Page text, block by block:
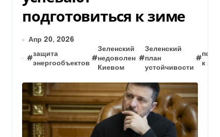
подготовиться к зиме
Апр 20, 2026
#
защита
энергообъектов
#
Зеленский
недоволен
Киевом
#
Зеленский
план
устойчивости
#
к